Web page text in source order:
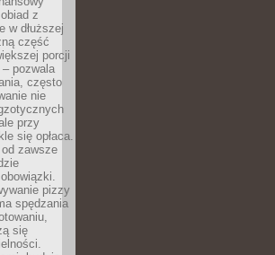
z
w dłuższej
część
porcji
pozwala
często
nie
przy
się opłaca.
zawsze
pizzy
spędzania
się